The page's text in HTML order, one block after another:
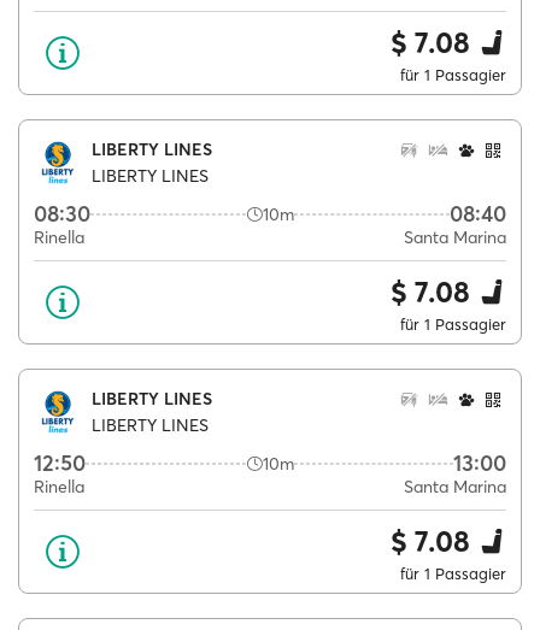
$ 7.08
für 1 Passagier
LIBERTY LINES
LIBERTY LINES
08:30 10m 08:40
Rinella Santa Marina
$ 7.08
für 1 Passagier
LIBERTY LINES
LIBERTY LINES
12:50 10m 13:00
Rinella Santa Marina
$ 7.08
für 1 Passagier